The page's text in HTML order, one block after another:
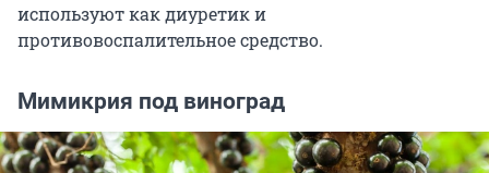
используют как диуретик и
противовоспалительное средство.
Мимикрия под виноград